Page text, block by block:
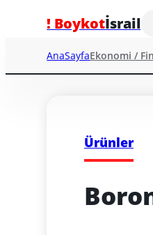
! Boykotİsrail
AnaSayfaEkonomi /
Ürünler